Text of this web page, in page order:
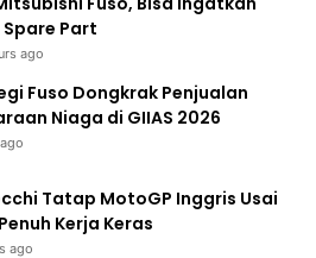
Part
ago
Fuso Dongkrak Penjualan
Niaga di GIIAS 2026
Tatap MotoGP Inggris Usai
Kerja Keras
ago